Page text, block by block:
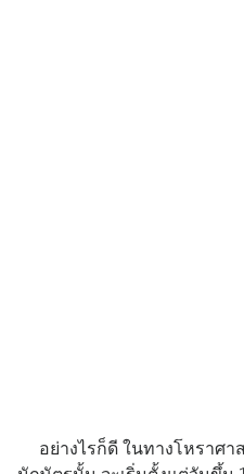
อย่างไรก็ดี ในทางโหราศา